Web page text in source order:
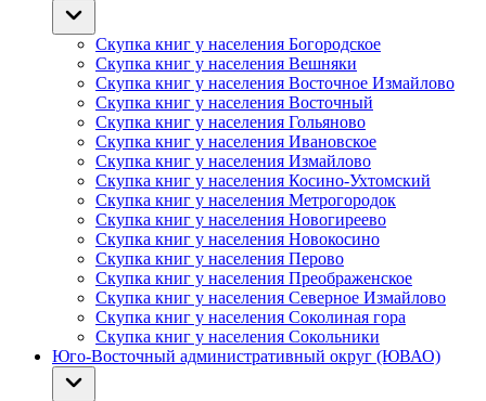
Скупка книг у населения Богородское
Скупка книг у населения Вешняки
Скупка книг у населения Восточное Измайлово
Скупка книг у населения Восточный
Скупка книг у населения Гольяново
Скупка книг у населения Ивановское
Скупка книг у населения Измайлово
Скупка книг у населения Косино-Ухтомский
Скупка книг у населения Метрогородок
Скупка книг у населения Новогиреево
Скупка книг у населения Новокосино
Скупка книг у населения Перово
Скупка книг у населения Преображенское
Скупка книг у населения Северное Измайлово
Скупка книг у населения Соколиная гора
Скупка книг у населения Сокольники
Юго-Восточный административный округ (ЮВАО)